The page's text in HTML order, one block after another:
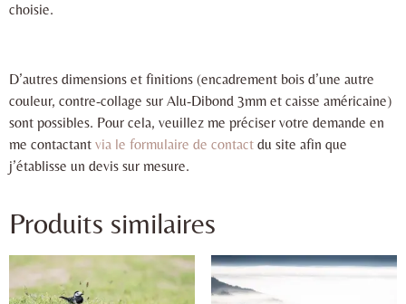
choisie.
D’autres dimensions et finitions (encadrement bois d’une autre
couleur, contre-collage sur Alu-Dibond 3mm et caisse américaine)
sont possibles. Pour cela, veuillez me préciser votre demande en
me contactant via le formulaire de contact du site afin que
j’établisse un devis sur mesure.
Produits similaires